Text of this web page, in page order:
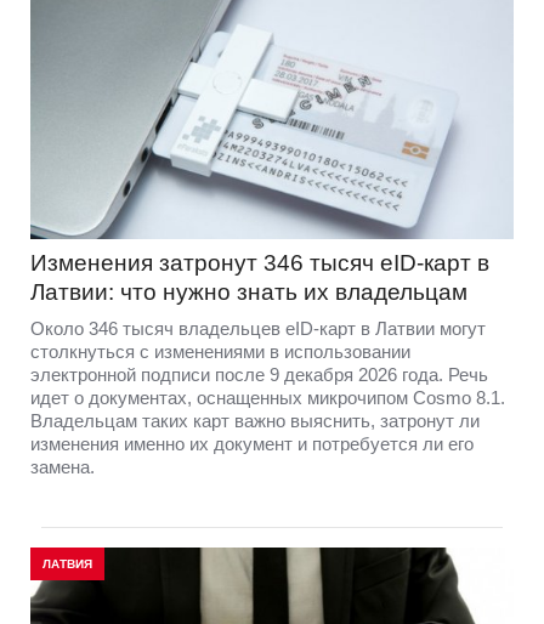
Изменения затронут 346 тысяч eID-карт в
Латвии: что нужно знать их владельцам
Около 346 тысяч владельцев eID-карт в Латвии могут
столкнуться с изменениями в использовании
электронной подписи после 9 декабря 2026 года. Речь
идет о документах, оснащенных микрочипом Cosmo 8.1.
Владельцам таких карт важно выяснить, затронут ли
изменения именно их документ и потребуется ли его
замена.
ЛАТВИЯ